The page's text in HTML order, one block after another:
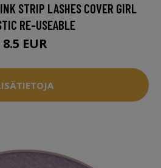
STRIP LASHES COVER GIRL
RE-USEABLE
8.5 EUR